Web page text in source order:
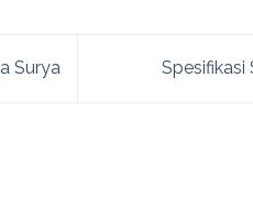
Surya Spesifikasi